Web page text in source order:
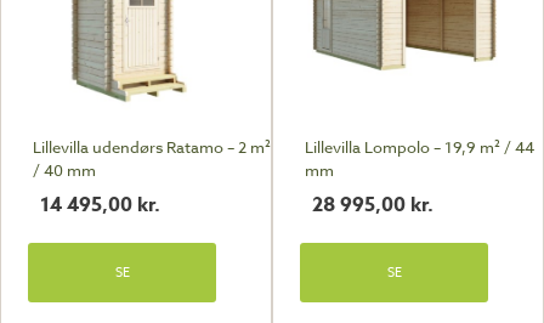
Lillevilla udendørs Ratamo – 2 m²
/ 40 mm
14 495,00 kr.
SE
Lillevilla Lompolo – 19,9 m² / 44
mm
28 995,00 kr.
SE